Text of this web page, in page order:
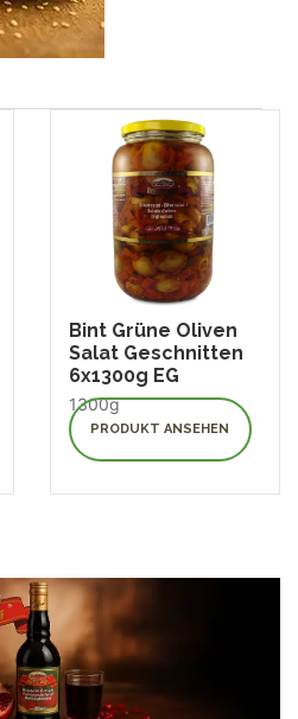
Bint Grüne Oliven
Salat Geschnitten
6x1300g EG
1300g
PRODUKT ANSEHEN